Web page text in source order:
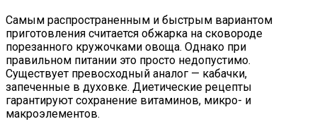
Самым распространенным и быстрым вариантом
приготовления считается обжарка на сковороде
порезанного кружочками овоща. Однако при
правильном питании это просто недопустимо.
Существует превосходный аналог — кабачки,
запеченные в духовке. Диетические рецепты
гарантируют сохранение витаминов, микро- и
макроэлементов.